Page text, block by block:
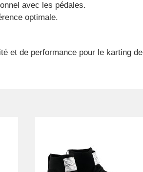
avec les pédales.
optimale.
et de performance pour le karting de